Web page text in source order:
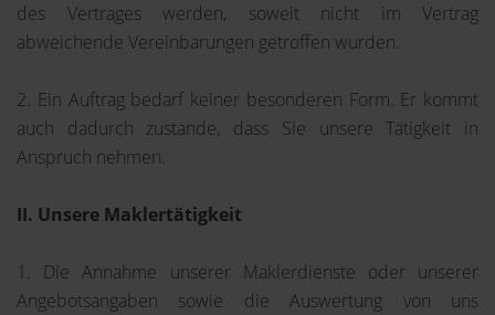
des Vertrages werden, soweit nicht im Vertrag
abweichende Vereinbarungen getroffen wurden.
2. Ein Auftrag bedarf keiner besonderen Form. Er kommt
auch dadurch zustande, dass Sie unsere Tätigkeit in
Anspruch nehmen.
II. Unsere Maklertätigkeit
1. Die Annahme unserer Maklerdienste oder unserer
Angebotsangaben sowie die Auswertung von uns